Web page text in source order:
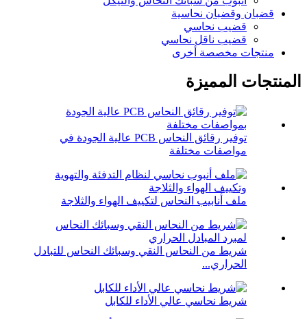
قضبان وقضبان نحاسية
قضيب نحاسي
قضيب ناقل نحاسي
منتجات مخصصة أخرى
المنتجات المميزة
توفير رقائق النحاس PCB عالية الجودة في
مواصفات مختلفة
ملف أنابيب النحاس لتكييف الهواء والثلاجة
شريط من النحاس النقي وسبائك النحاس للتبادل
الحراري...
شريط نحاسي عالي الأداء للكابل